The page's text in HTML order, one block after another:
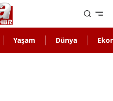
Yaşam Dünya